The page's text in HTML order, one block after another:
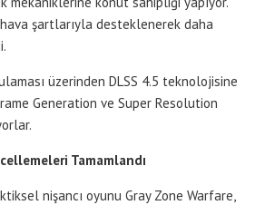
şartlarıyla desteklenerek daha
üzerinden DLSS 4.5 teknolojisine
Generation ve Super Resolution
Tamamlandı
nişancı oyunu Gray Zone Warfare,